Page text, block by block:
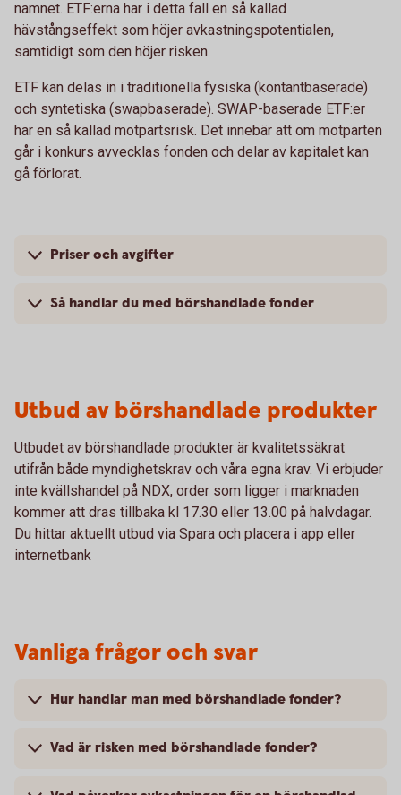
namnet. ETF:erna har i detta fall en så kallad
hävstångseffekt som höjer avkastningspotentialen,
samtidigt som den höjer risken.
ETF kan delas in i traditionella fysiska (kontantbaserade)
och syntetiska (swapbaserade). SWAP-baserade ETF:er
har en så kallad motpartsrisk. Det innebär att om motparten
går i konkurs avvecklas fonden och delar av kapitalet kan
gå förlorat.
Priser och avgifter
Så handlar du med börshandlade fonder
Utbud av börshandlade produkter
Utbudet av börshandlade produkter är kvalitetssäkrat
utifrån både myndighetskrav och våra egna krav. Vi erbjuder
inte kvällshandel på NDX, order som ligger i marknaden
kommer att dras tillbaka kl 17.30 eller 13.00 på halvdagar.
Du hittar aktuellt utbud via Spara och placera i app eller
internetbank
Vanliga frågor och svar
Hur handlar man med börshandlade fonder?
Vad är risken med börshandlade fonder?